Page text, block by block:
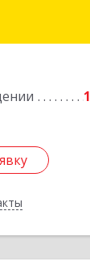
1
5/2, кв.1